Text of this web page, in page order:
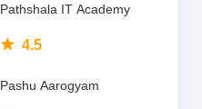
Pathshala IT Academy
4.5
Pashu Aarogyam